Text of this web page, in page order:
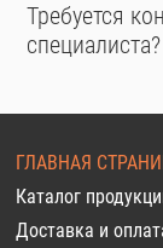
Требуется
ГЛАВНАЯ
Каталог
Доставка и